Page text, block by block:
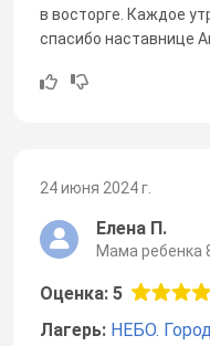
в восторге. Каждое
спасибо наставнице
24 июня 2024 г.
Елена П.
Мама ребенка
Оценка: 5
Лагерь: НЕБО.